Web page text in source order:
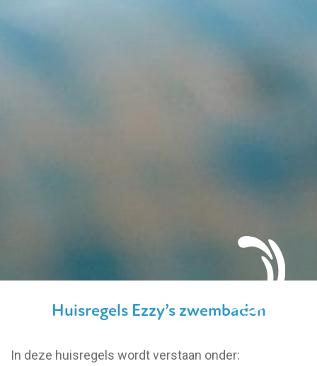
Huisregels Ezzy’s zwembaden
In deze huisregels wordt verstaan onder: